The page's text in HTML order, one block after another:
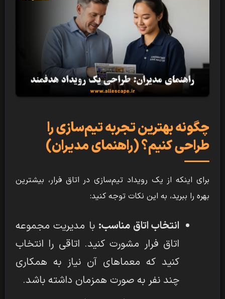
چگونه بهترین تجربه تیم‌سازی را
طراحی کنیم؟ (راهنمای مدیران)
برای اینکه از یک رویداد تیم‌سازی در اتاق فرار، بیشترین
بهره را ببرید، به این نکات توجه کنید:
انتخاب اتاق مناسب:با مدیریت مجموعه
اتاق فرار مشورت کنید. اتاقی را انتخاب
کنید که معماهای آن نیاز به همکاری
چند نفر به صورت همزمان داشته باشد.